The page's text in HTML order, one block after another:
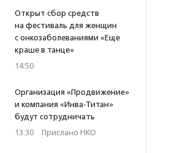
Открыт сбор средств
на фестиваль для женщин
с онкозаболеваниями «Еще
краше в танце»
14:50
Организация «Продвижение»
и компания «Инва-Титан»
будут сотрудничать
13:30 · Прислано НКО